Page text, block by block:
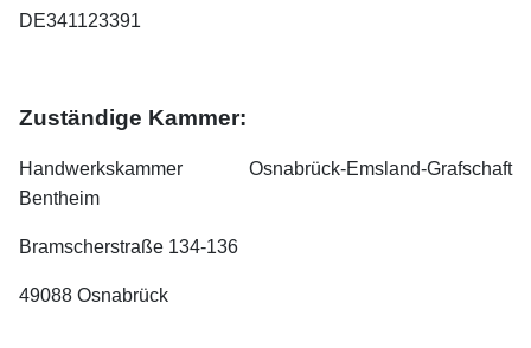
DE341123391
Zuständige Kammer:
Handwerkskammer Osnabrück-Emsland-Grafschaft
Bentheim
Bramscherstraße 134-136
49088 Osnabrück